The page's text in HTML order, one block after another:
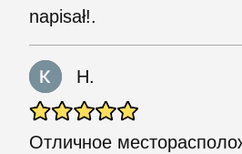
napisał!.
H.
Отличное